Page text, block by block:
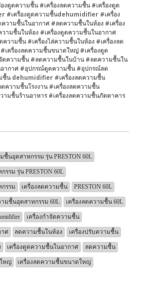
งดูดความชื้น #เครื่องลดความชื้น #เครื่องดูด
#เครื่องดูดความชื้นdehumidifier #เครื่อง
วามชื้นในอากาศ #ลดความชื้นในห้อง #เครื่อง
ามชื้นในห้อง #เครื่องดูดความชื้นในอากาศ
วามชื้น #เครื่องไล่ความชื้นในห้อง #เครื่องลด
ครื่องลดความชื้นขนาดใหญ่ #เครื่องดูด
ความชื้น #ลดความชื้นในบ้าน #ลดความชื้นใน
ากาศ #อุปกรณ์ดูดความชื้น #อุปกรณ์ลด
ชื้น dehumidifier #เครื่องลดความชื้น
วามชื้นโรงงาน #เครื่องลดความชื้น
ามชื้นร้านอาหาร #เครื่องลดความชื้นภัตตาคาร
ชื้นอุตสาหกรรม รุ่น PRESTON 60L
รม รุ่น PRESTON 60L
รรม เครื่องลดความชื้น PRESTON 60L
ามชื้นอุตสาหกรรม 60L เครื่องลดความชื้น 60L
เครื่องกำจัดความชื้น
าศ ลดความชื้นในห้อง เครื่องปรับความชื้น
เครื่องดูดความชื้นในอากาศ ลดความชื้น
หญ่ เครื่องลดความชื้นขนาดใหญ่